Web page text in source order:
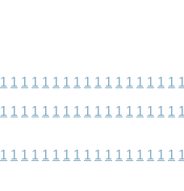
1 1 1 1 1 1 1 1 1 1 1 1 1 1 1 1 1 1
1 1 1 1 1 1 1 1 1 1 1 1 1 1 1 1 1 1
1 1 1 1 1 1 1 1 1 1 1 1 1 1 1 1 1 1